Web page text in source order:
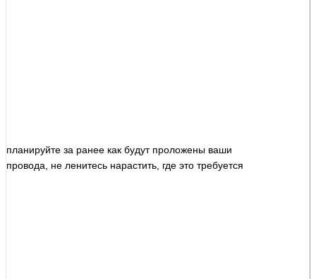
планируйте за ранее как будут проложены ваши
провода, не ленитесь нарастить, где это требуется